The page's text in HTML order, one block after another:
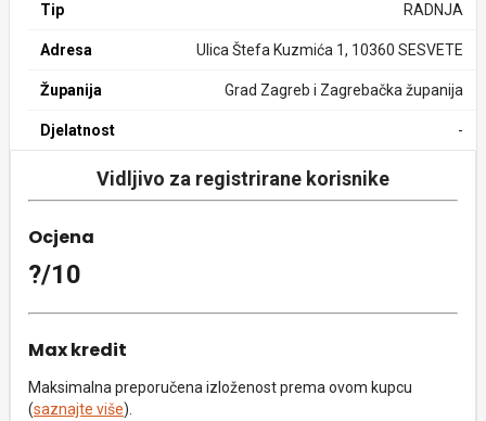
Tip RADNJA
Adresa Ulica Štefa Kuzmića 1, 10360 SESVETE
Županija Grad Zagreb i Zagrebačka županija
Djelatnost -
Vidljivo za registrirane korisnike
Ocjena
?/10
Max kredit
Maksimalna preporučena izloženost prema ovom kupcu
(saznajte više).